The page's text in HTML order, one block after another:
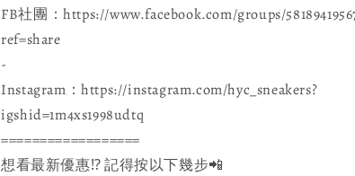
FB社團：https://www.facebook.com/groups/
ref=share
-
Instagram：https://instagram.com/hyc_sneakers?
igshid=1m4xs1998udtq
==================
想看最新優惠⁉ 記得按以下幾步📲